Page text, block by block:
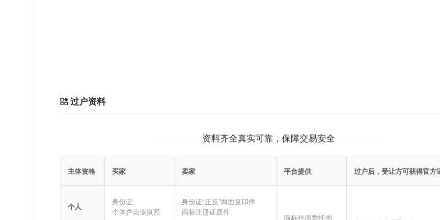
过户资料
资料齐全真实可靠，保障交易安全
主体资格 买家 卖家 平台提供 过户后，受让方可获得官方
个人
身份证
个体户营业执照
身份证“正反”两面复印件
商标注册证原件
商标代理委托书